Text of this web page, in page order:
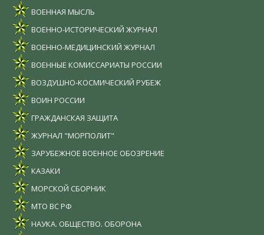
ВОЕННАЯ МЫСЛЬ
ВОЕННО-ИСТОРИЧЕСКИЙ ЖУРНАЛ
ВОЕННО-МЕДИЦИНСКИЙ ЖУРНАЛ
ВОЕННЫЕ КОМИССАРИАТЫ РОССИИ
ВОЗДУШНО-КОСМИЧЕСКИЙ РУБЕЖ
ВОИН РОССИИ
ГРАЖДАНСКАЯ ЗАЩИТА
ЖУРНАЛ "МОРПОЛИТ"
ЗАРУБЕЖНОЕ ВОЕННОЕ ОБОЗРЕНИЕ
КАЗАКИ
МОРСКОЙ СБОРНИК
МТО ВС РФ
НАУКА. ОБЩЕСТВО. ОБОРОНА